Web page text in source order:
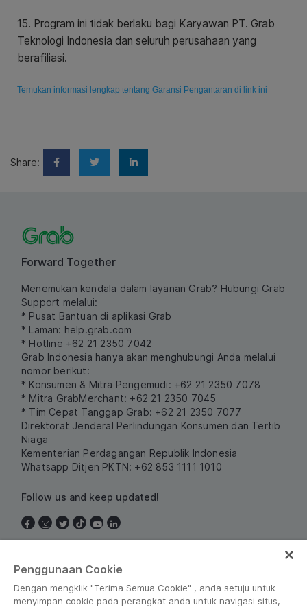
15. Program ini tidak berlaku bagi Karyawan PT. Grab
Teknologi Indonesia dan seluruh perusahaan yang
berafiliasi.
Temukan informasi lengkap tentang Garansi Pengantaran di link ini
Share:
Forward Together
Menemukan kendala dalam layanan Grab? Hubungi Grab
Support melalui:
* Pusat Bantuan di aplikasi Grab
* Laman: help.grab.com
* Hotline +62 21 2350 7042
Grab Indonesia hanya akan menghubungi Anda melalui
nomor berikut:
* Konsumen & Mitra Pengemudi: +62 21 2350 7078
* Mitra GrabMerchant: +62 21 2350 7045
* Tim Cepat Tanggap Grab: +62 21 2350 7077
Direktorat Jenderal Perlindungan Konsumen dan Tertib
Niaga
Kementerian Perdagangan Republik Indonesia
Whatsapp Ditjen PKTN: +62 853 1111 1010
Follow us and keep updated!
Penggunaan Cookie
Dengan mengklik "Terima Semua Cookie" , anda setuju untuk
menyimpan cookie pada perangkat anda untuk navigasi situs,